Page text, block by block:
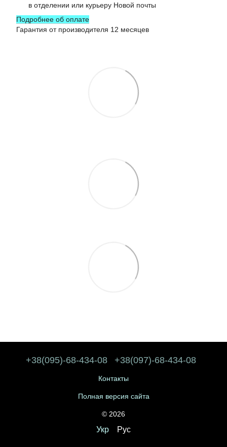
в отделении или курьеру Новой почты
Подробнее об оплате
Гарантия от производителя 12 месяцев
+38(095)-68-434-08 +38(097)-68-434-08
Контакты
Полная версия сайта
© 2026
Укр Рус